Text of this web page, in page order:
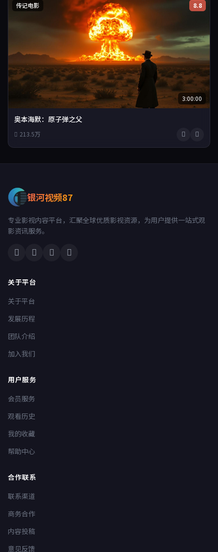
传记电影
3:00:00
8.8
奥本海默：原子弹之父
213.5万
银河视频87
专业影视内容平台，汇聚全球优质影视资源，为用户提供一站式观
影资讯服务。
关于平台
关于平台
发展历程
团队介绍
加入我们
用户服务
会员服务
观看历史
我的收藏
帮助中心
合作联系
联系渠道
商务合作
内容投稿
意见反馈